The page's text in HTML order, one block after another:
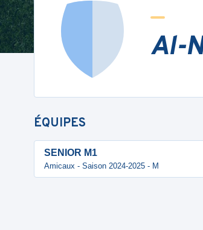
Al-
ÉQUIPES
SENIOR M1
Amicaux - Saison 2024-2025 - M